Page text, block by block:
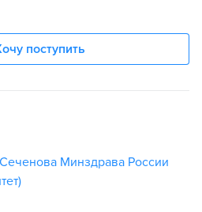
поступить
Минздрава России